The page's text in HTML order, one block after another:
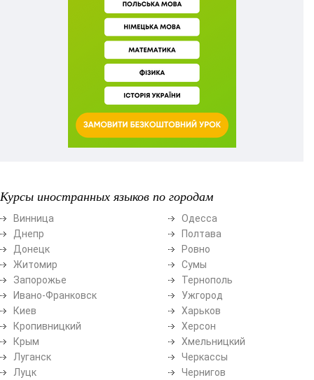
Курсы иностранных языков по городам
Винница
Днепр
Донецк
Житомир
Запорожье
Ивано-Франковск
Киев
Кропивницкий
Крым
Луганск
Луцк
Одесса
Полтава
Ровно
Сумы
Тернополь
Ужгород
Харьков
Херсон
Хмельницкий
Черкассы
Чернигов